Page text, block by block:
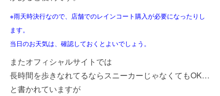
※雨天時決行なので、店舗でのレインコート購入が必要になったりし
ます。
当日のお天気は、確認しておくとよいでしょう。
またオフィシャルサイトでは
長時間を歩きなれてるならスニーカーじゃなくてもOK…
と書かれていますが